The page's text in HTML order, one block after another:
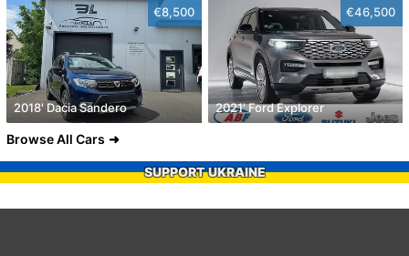
€8,500
2018' Dacia Sandero
€46,500
2021' Ford Explorer
Browse All Cars
SUPPORT UKRAINE